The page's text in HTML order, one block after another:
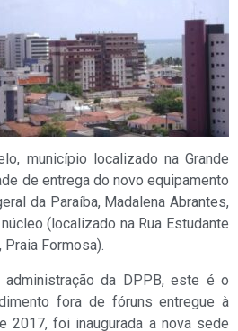
município localizado na Grande
de entrega do novo equipamento
da Paraíba, Madalena Abrantes,
(localizado na Rua Estudante
Praia Formosa).
da DPPB, este é o
fora de fóruns entregue à
2017, foi inaugurada a nova sede